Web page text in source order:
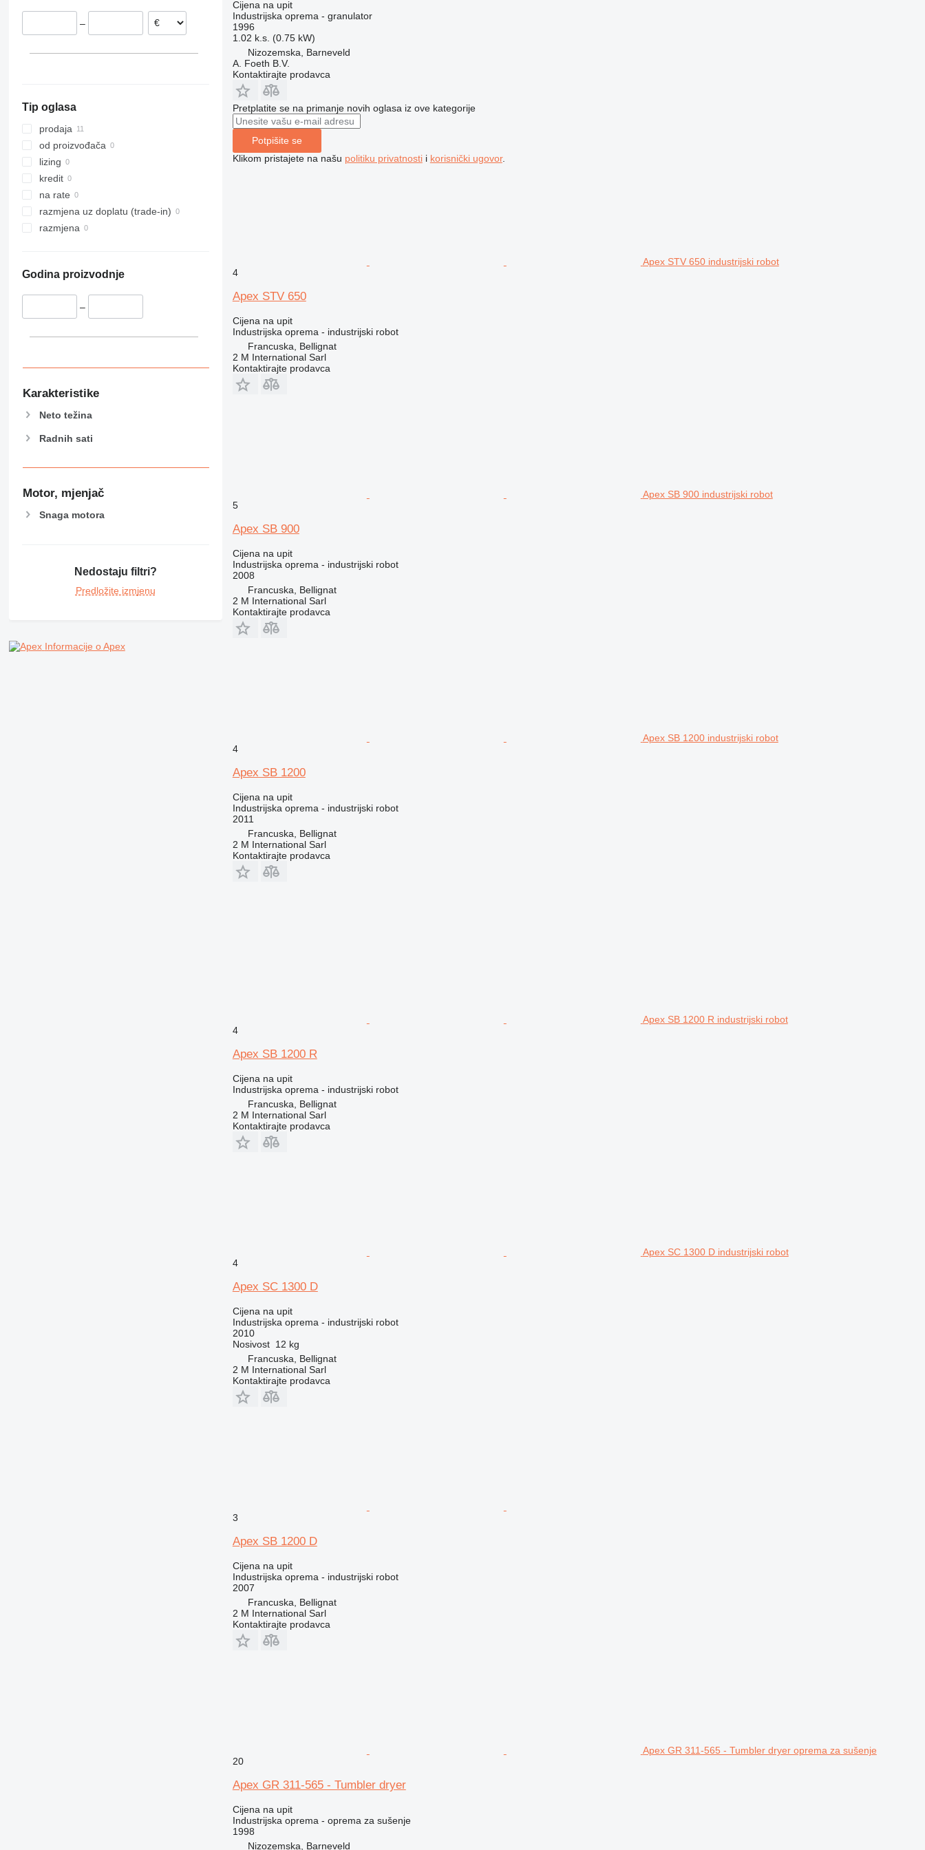
Slovačka
–
Tip oglasa
prodaja
od proizvođača
lizing
kredit
na rate
razmjena uz doplatu (trade-in)
razmjena
Godina proizvodnje
–
Karakteristike
Neto težina
Radnih sati
Motor, mjenjač
Snaga motora
Nedostaju filtri?
Predložite izmjenu
Informacije o Apex
Cijena na upit
Industrijska oprema - granulator
1996
1.02 k.s. (0.75 kW)
Nizozemska, Barneveld
A. Foeth B.V.
Kontaktirajte prodavca
Pretplatite se na primanje novih oglasa iz ove kategorije
Potpišite se
Klikom pristajete na našu politiku privatnostii korisnički ugovor.
Apex STV 650 industrijski robot
4
Apex STV 650
Cijena na upit
Industrijska oprema - industrijski robot
Francuska, Bellignat
2 M International Sarl
Kontaktirajte prodavca
Apex SB 900 industrijski robot
5
Apex SB 900
Cijena na upit
Industrijska oprema - industrijski robot
2008
Francuska, Bellignat
2 M International Sarl
Kontaktirajte prodavca
Apex SB 1200 industrijski robot
4
Apex SB 1200
Cijena na upit
Industrijska oprema - industrijski robot
2011
Francuska, Bellignat
2 M International Sarl
Kontaktirajte prodavca
Apex SB 1200 R industrijski robot
4
Apex SB 1200 R
Cijena na upit
Industrijska oprema - industrijski robot
Francuska, Bellignat
2 M International Sarl
Kontaktirajte prodavca
Apex SC 1300 D industrijski robot
4
Apex SC 1300 D
Cijena na upit
Industrijska oprema - industrijski robot
2010
Nosivost 12 kg
Francuska, Bellignat
2 M International Sarl
Kontaktirajte prodavca
3
Apex SB 1200 D
Cijena na upit
Industrijska oprema - industrijski robot
2007
Francuska, Bellignat
2 M International Sarl
Kontaktirajte prodavca
Apex GR 311-565 - Tumbler dryer oprema za sušenje
20
Apex GR 311-565 - Tumbler dryer
Cijena na upit
Industrijska oprema - oprema za sušenje
1998
Nizozemska, Barneveld